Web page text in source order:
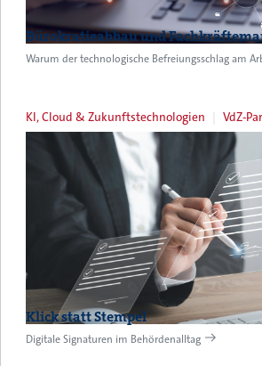
Bürokratieabbau und
Warum der technologische Befreiungsschlag am
KI, Cloud & Zukunftstechnologien VdZ-
Klick statt Stempel
Digitale Signaturen im Behördenalltag